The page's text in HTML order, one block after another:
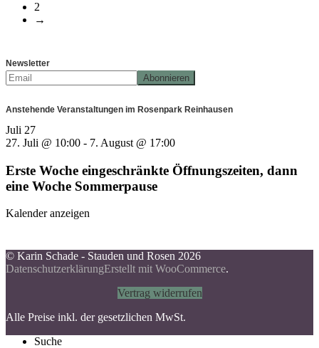
2
→
Newsletter
Anstehende Veranstaltungen im Rosenpark Reinhausen
Juli 27
27. Juli @ 10:00 - 7. August @ 17:00
Erste Woche eingeschränkte Öffnungszeiten, dann
eine Woche Sommerpause
Kalender anzeigen
© Karin Schade - Stauden und Rosen 2026
DatenschutzerklärungErstellt mit WooCommerce.
Vertrag widerrufen
Alle Preise inkl. der gesetzlichen MwSt.
Suche